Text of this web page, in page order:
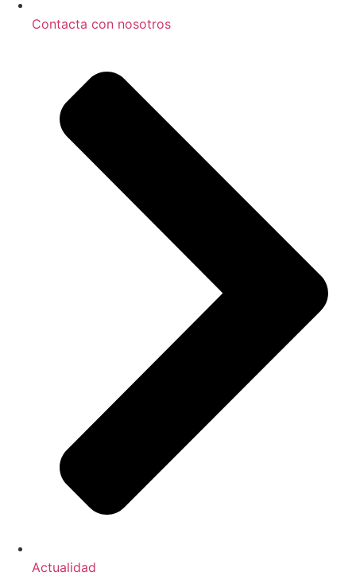
Contacta con nosotros
Actualidad